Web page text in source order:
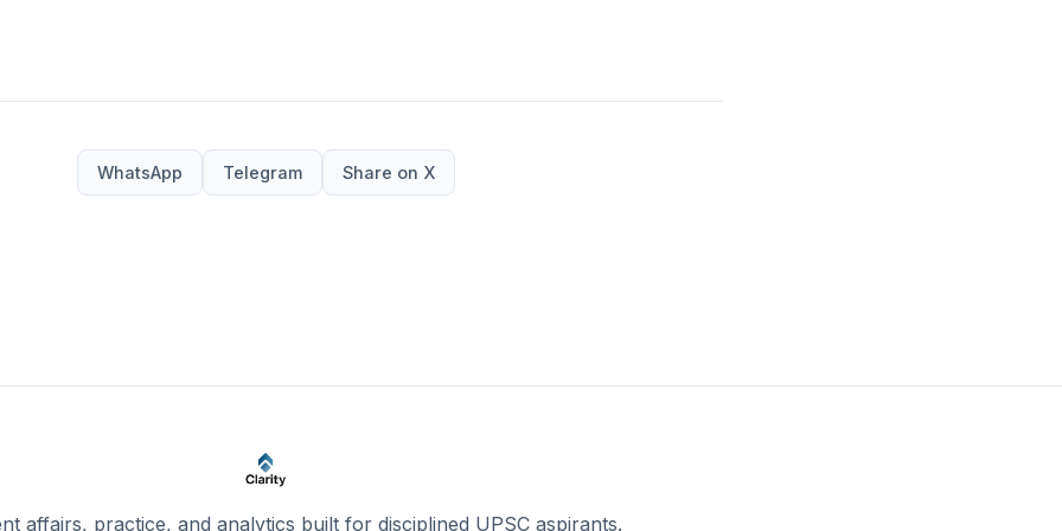
WhatsApp Telegram Share on X
affairs, practice, and analytics built for disciplined UPSC aspirants.